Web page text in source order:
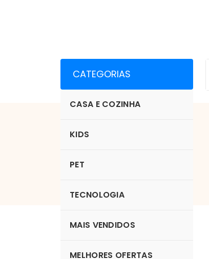
CATEGORIAS
CASA E COZINHA
KIDS
PET
TECNOLOGIA
MAIS VENDIDOS
MELHORES OFERTAS